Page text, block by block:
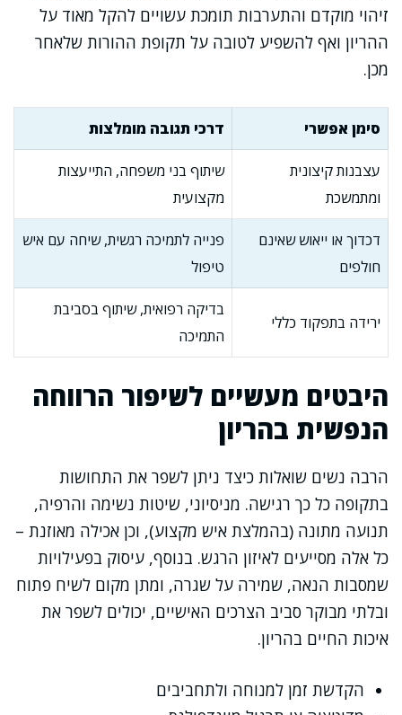
זיהוי מוקדם והתערבות תומכת עשויים להקל מאוד על
ההריון ואף להשפיע לטובה על תקופת ההורות שלאחר
מכן.
סימן אפשרי דרכי תגובה מומלצות
עצבנות קיצונית
ומתמשכת
שיתוף בני משפחה, התייעצות
מקצועית
דכדוך או ייאוש שאינם
חולפים
פנייה לתמיכה רגשית, שיחה עם איש
טיפול
ירידה בתפקוד כללי
בדיקה רפואית, שיתוף בסביבת
התמיכה
היבטים מעשיים לשיפור הרווחה
הנפשית בהריון
הרבה נשים שואלות כיצד ניתן לשפר את התחושות
בתקופה כל כך רגישה. מניסיוני, שיטות נשימה והרפיה,
תנועה מתונה (בהמלצת איש מקצוע), וכן אכילה מאוזנת –
כל אלה מסייעים לאיזון הרגש. בנוסף, עיסוק בפעילויות
שמסבות הנאה, שמירה על שגרה, ומתן מקום לשיח פתוח
ובלתי מבוקר סביב הצרכים האישיים, יכולים לשפר את
איכות החיים בהריון.
הקדשת זמן למנוחה ולתחביבים